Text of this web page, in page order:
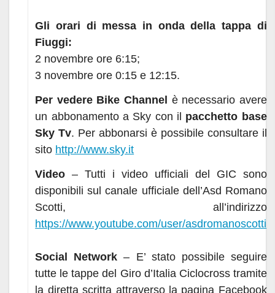
Gli orari di messa in onda della tappa di
Fiuggi:
2 novembre ore 6:15;
3 novembre ore 0:15 e 12:15.
Per vedere Bike Channel è necessario avere
un abbonamento a Sky con il pacchetto base
Sky Tv. Per abbonarsi è possibile consultare il
sito http://www.sky.it
Video – Tutti i video ufficiali del GIC sono
disponibili sul canale ufficiale dell’Asd Romano
Scotti, all’indirizzo
https://www.youtube.com/user/asdromanoscotti
Social Network – E’ stato possibile seguire
tutte le tappe del Giro d’Italia Ciclocross tramite
la diretta scritta attraverso la pagina Facebook